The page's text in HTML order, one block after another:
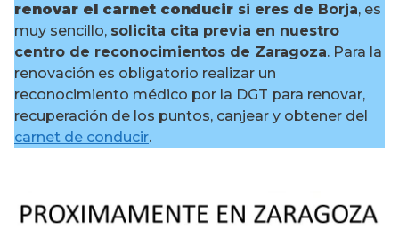
renovar el carnet conducir si eres de Borja, es
muy sencillo, solicita cita previa en nuestro
centro de reconocimientos de Zaragoza. Para la
renovación es obligatorio realizar un
reconocimiento médico por la DGT para renovar,
recuperación de los puntos, canjear y obtener del
carnet de conducir.